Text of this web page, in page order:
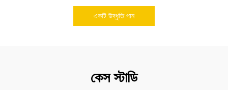
একটি উদ্ধৃতি পান
কেস স্টাডি